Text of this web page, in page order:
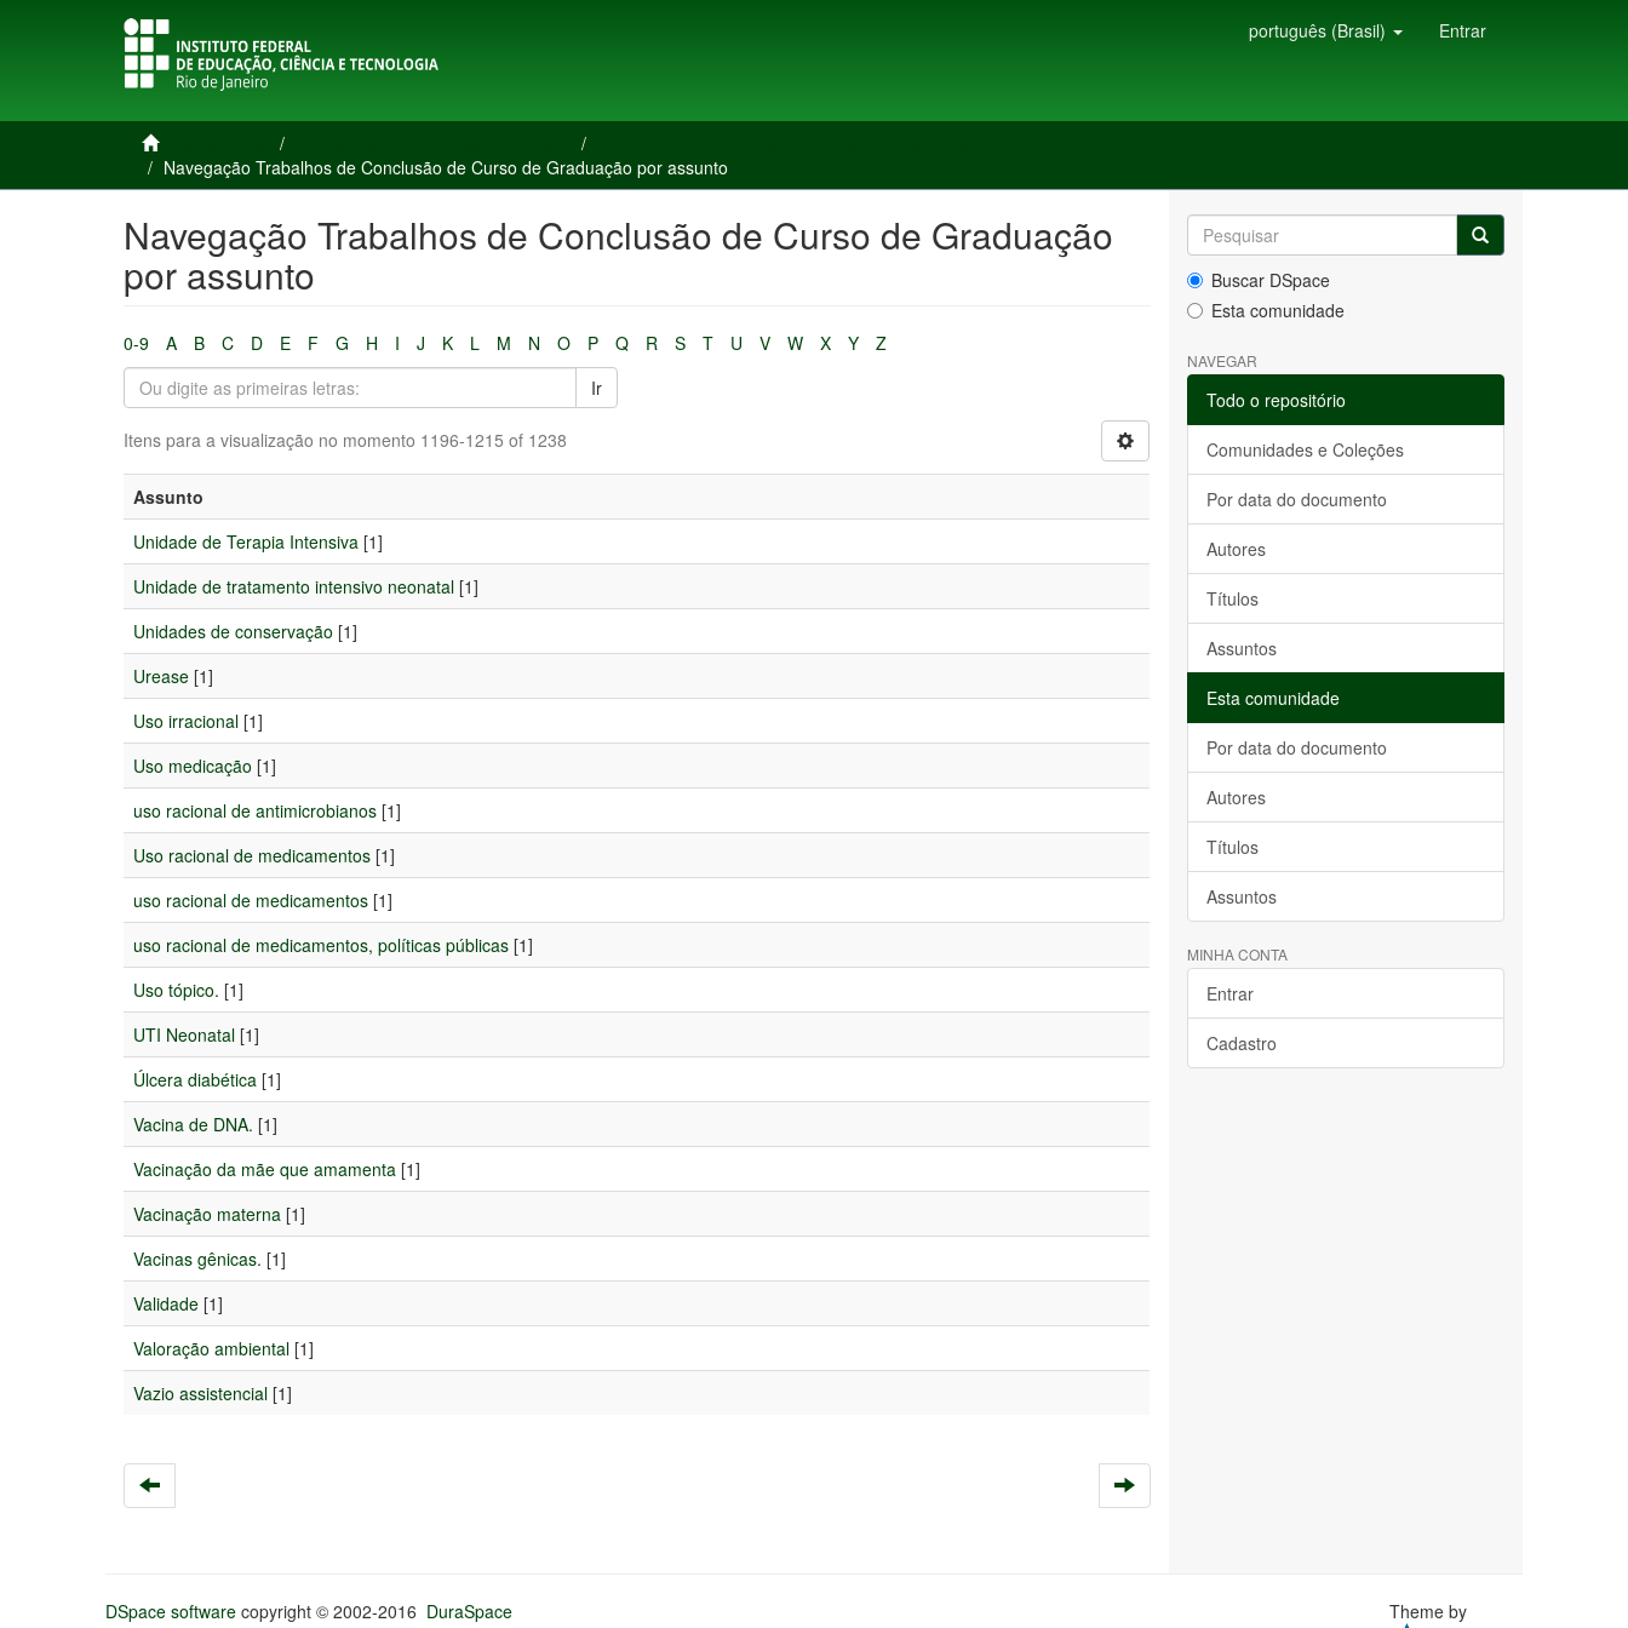
português (Brasil) Entrar
Navegação Trabalhos de Conclusão de Curso de Graduação por assunto
Navegação Trabalhos de Conclusão de Curso de Graduação
por assunto
0-9 A B C D E F G H I J K L M N O P Q R S T U V W X Y
Z
Ir
Itens para a visualização no momento 1196-1215 of 1238
Assunto
Unidade de Terapia Intensiva [1]
Unidade de tratamento intensivo neonatal [1]
Unidades de conservação [1]
Urease [1]
Uso irracional [1]
Uso medicação [1]
uso racional de antimicrobianos [1]
Uso racional de medicamentos [1]
uso racional de medicamentos [1]
uso racional de medicamentos, políticas públicas [1]
Uso tópico. [1]
UTI Neonatal [1]
Úlcera diabética [1]
Vacina de DNA. [1]
Vacinação da mãe que amamenta [1]
Vacinação materna [1]
Vacinas gênicas. [1]
Validade [1]
Valoração ambiental [1]
Vazio assistencial [1]
Buscar DSpace
Esta comunidade
NAVEGAR
Todo o repositório
Comunidades e Coleções
Por data do documento
Autores
Títulos
Assuntos
Esta comunidade
Por data do documento
Autores
Títulos
Assuntos
MINHA CONTA
Entrar
Cadastro
DSpace software copyright © 2002-2016 DuraSpace
Theme by